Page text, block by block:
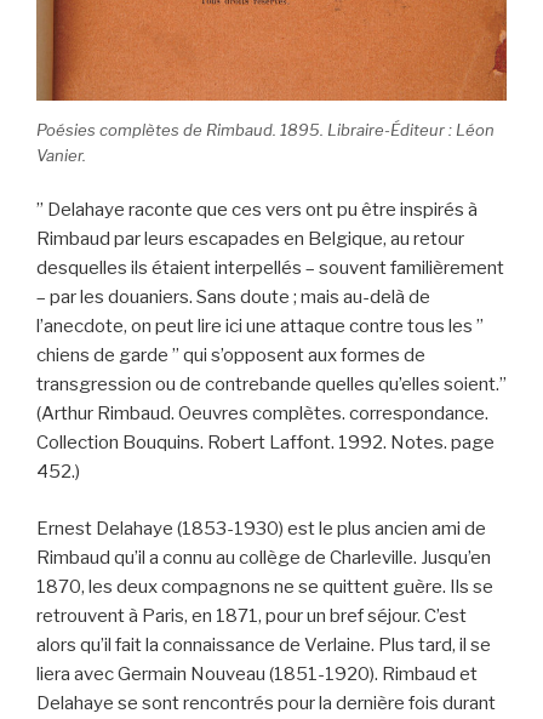
Poésies complètes de Rimbaud. 1895. Libraire-Éditeur : Léon
Vanier.
” Delahaye raconte que ces vers ont pu être inspirés à
Rimbaud par leurs escapades en Belgique, au retour
desquelles ils étaient interpellés – souvent familièrement
– par les douaniers. Sans doute ; mais au-delà de
l’anecdote, on peut lire ici une attaque contre tous les ”
chiens de garde ” qui s’opposent aux formes de
transgression ou de contrebande quelles qu’elles soient.”
(Arthur Rimbaud. Oeuvres complètes. correspondance.
Collection Bouquins. Robert Laffont. 1992. Notes. page
452.)
Ernest Delahaye (1853-1930) est le plus ancien ami de
Rimbaud qu’il a connu au collège de Charleville. Jusqu’en
1870, les deux compagnons ne se quittent guère. Ils se
retrouvent à Paris, en 1871, pour un bref séjour. C’est
alors qu’il fait la connaissance de Verlaine. Plus tard, il se
liera avec Germain Nouveau (1851-1920). Rimbaud et
Delahaye se sont rencontrés pour la dernière fois durant